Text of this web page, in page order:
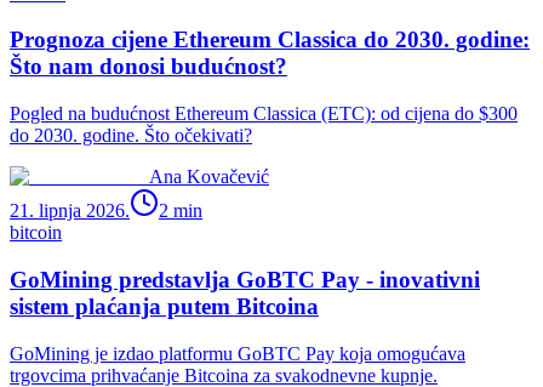
Prognoza cijene Ethereum Classica do 2030. godine:
Što nam donosi budućnost?
Pogled na budućnost Ethereum Classica (ETC): od cijena do $300
do 2030. godine. Što očekivati?
Ana Kovačević
21. lipnja 2026.
2 min
bitcoin
GoMining predstavlja GoBTC Pay - inovativni
sistem plaćanja putem Bitcoina
GoMining je izdao platformu GoBTC Pay koja omogućava
trgovcima prihvaćanje Bitcoina za svakodnevne kupnje.